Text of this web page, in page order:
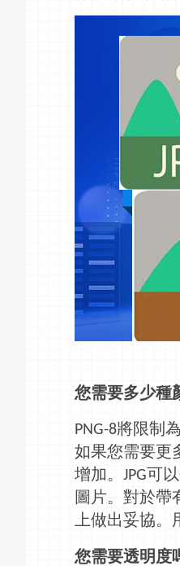
您需要多少種
PNG-8將限制為
如果您需要更
增加。 JPG可
圖片。對於帶
上做出妥協。
您需要透明度